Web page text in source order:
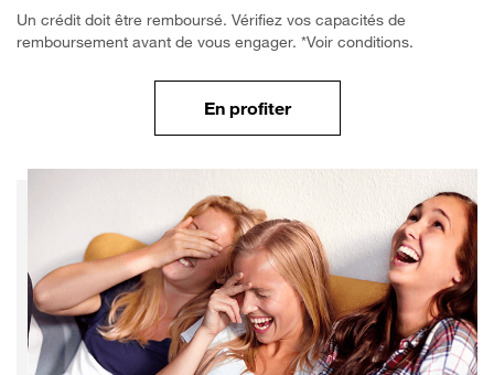
Un crédit doit être remboursé. Vérifiez vos capacités de
remboursement avant de vous engager. *Voir conditions.
En profiter